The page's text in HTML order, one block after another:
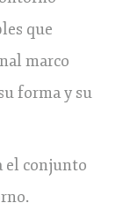
que
marco
forma y su
el conjunto